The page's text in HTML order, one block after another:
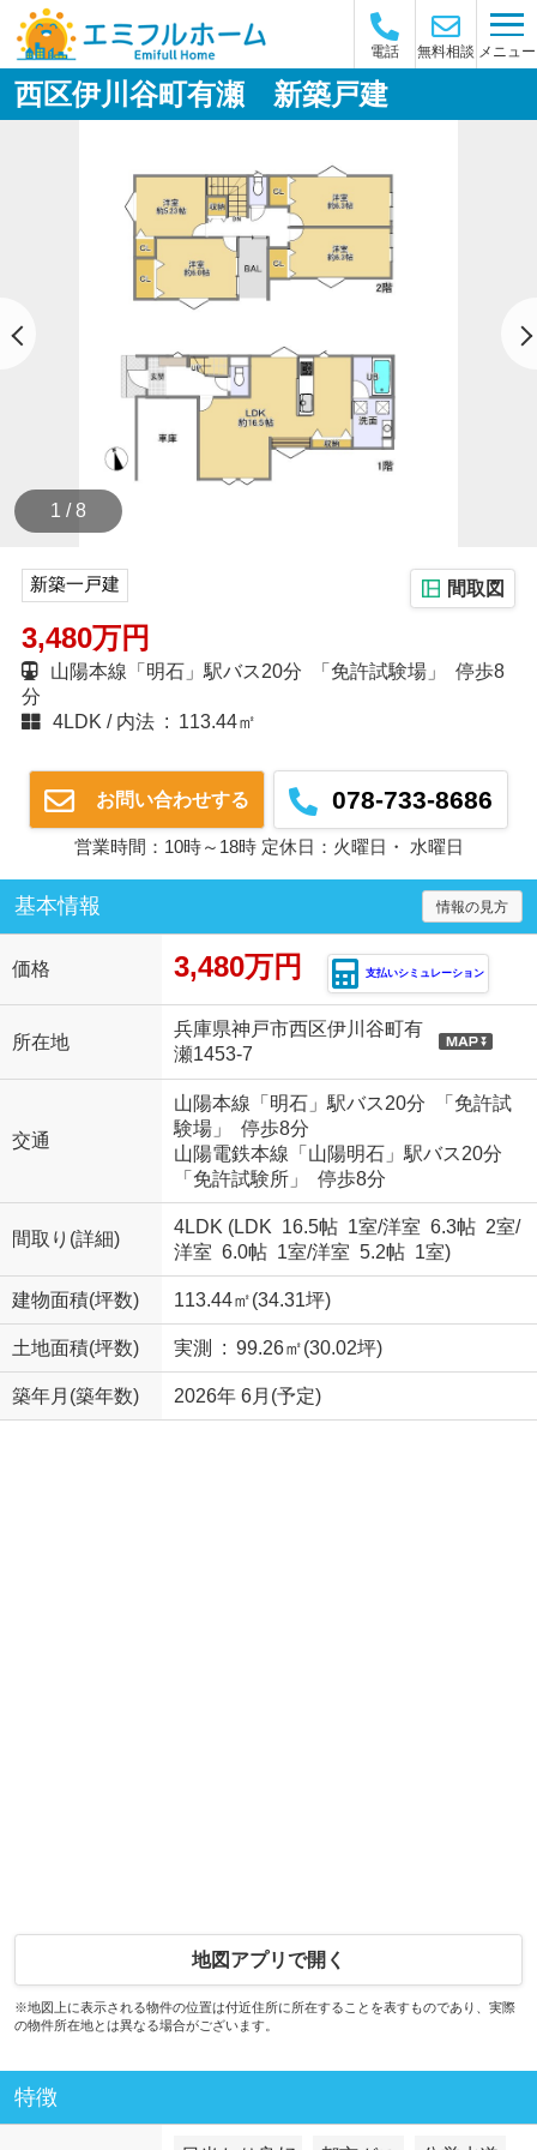
電話 無料相談 メニュー
西区伊川谷町有瀬 新築戸建
1 / 8
新築一戸建 間取図
3,480万円
山陽本線「明石」駅バス20分 「免許試験場」 停歩8
分
4LDK
内法 : 113.44㎡
お問い合わせする 078-733-8686
営業時間：10時～18時 定休日：火曜日・ 水曜日
基本情報 情報の見方
価格 3,480万円 支払いシミュレーション
所在地
兵庫県神戸市西区伊川谷町有
瀬1453-7
交通
山陽本線「明石」駅バス20分 「免許試
験場」 停歩8分
山陽電鉄本線「山陽明石」駅バス20分
「免許試験所」 停歩8分
間取り(詳細)
4LDK (LDK 16.5帖 1室/洋室 6.3帖 2室/
洋室 6.0帖 1室/洋室 5.2帖 1室)
建物面積(坪数) 113.44㎡(34.31坪)
土地面積(坪数) 実測 : 99.26㎡(30.02坪)
築年月(築年数) 2026年 6月(予定)
地図アプリで開く
※地図上に表示される物件の位置は付近住所に所在することを表すものであり、実際
の物件所在地とは異なる場合がございます。
特徴